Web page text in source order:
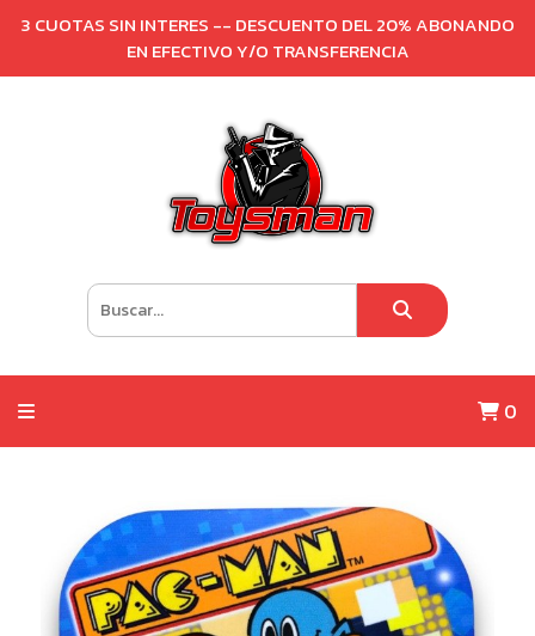
3 CUOTAS SIN INTERES -- DESCUENTO DEL 20% ABONANDO
EN EFECTIVO Y/O TRANSFERENCIA
0